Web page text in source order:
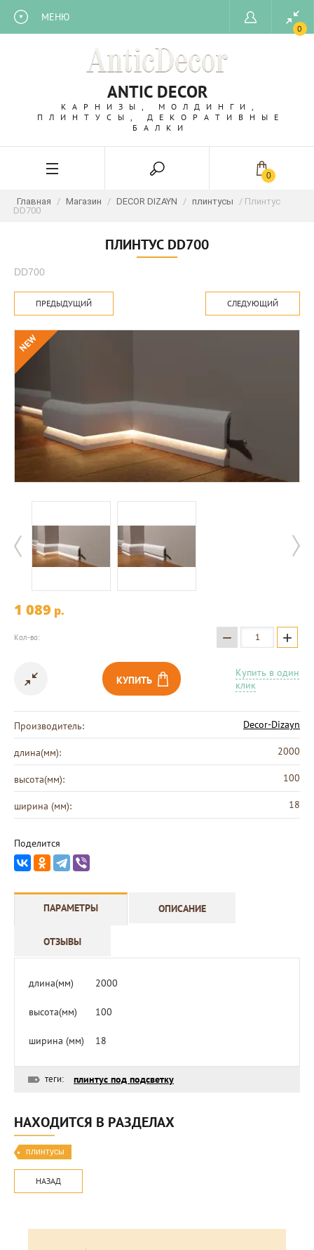
МЕНЮ
0
ANTIC DECOR
КАРНИЗЫ, МОЛДИНГИ,
ПЛИНТУСЫ, ДЕКОРАТИВНЫЕ
БАЛКИ
0
Главная / Магазин / DECOR DIZAYN / плинтусы
/ Плинтус
DD700
ПЛИНТУС DD700
DD700
ПРЕДЫДУЩИЙ СЛЕДУЮЩИЙ
NEW
1 089 p.
Кол-во: − +
КУПИТЬ
Купить в один
клик
Производитель: Decor-Dizayn
длина(мм): 2000
высота(мм): 100
ширина (мм): 18
Поделится
ПАРАМЕТРЫ ОПИСАНИЕ
ОТЗЫВЫ
длина(мм) 2000
высота(мм) 100
ширина (мм) 18
теги: плинтус под подсветку
НАХОДИТСЯ В РАЗДЕЛАХ
плинтусы
НАЗАД